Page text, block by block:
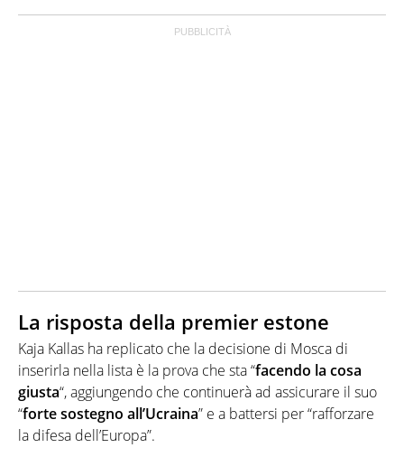
La risposta della premier estone
Kaja Kallas ha replicato che la decisione di Mosca di
inserirla nella lista è la prova che sta “facendo la cosa
giusta“, aggiungendo che continuerà ad assicurare il suo
“forte sostegno all’Ucraina” e a battersi per “rafforzare
la difesa dell’Europa”.